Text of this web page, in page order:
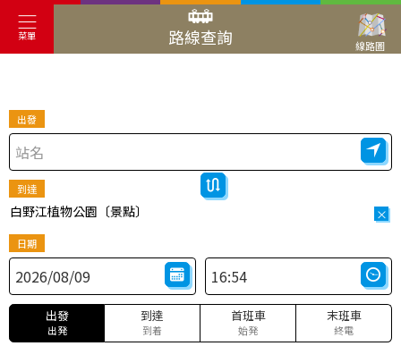
菜單 路線查詢 線路圖
出發
到達
白野江植物公園〔景點〕 ×
日期
出發
出発
到達
到着
首班車
始発
末班車
終電